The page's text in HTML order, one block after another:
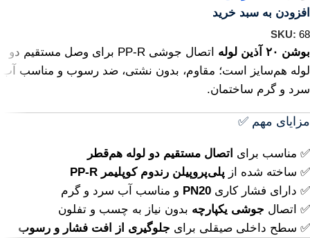
افزودن به سبد خرید
SKU: 68
بوشن ۲۰ آذین لوله
اتصال جوشی PP-R برای وصل مستقیم دو
لوله هم‌سایز است؛ مقاوم، بدون نشتی، ضد رسوب و مناسب آب
سرد و گرم ساختمان.
مزایای مهم ✅
✅ مناسب برای اتصال مستقیم دو لوله هم‌قطر
✅ ساخته شده از پلی‌پروپیلن رندوم کوپلیمر PP-R
✅ دارای فشار کاری PN20 و مناسب آب سرد و گرم
✅ اتصال جوشی یکپارچه بدون نیاز به چسب و تفلون
✅ سطح داخلی صیقلی برای جلوگیری از افت فشار و رسوب